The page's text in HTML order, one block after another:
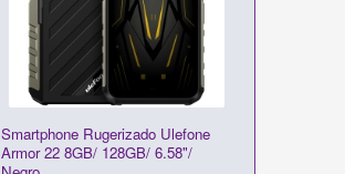
Smartphone Rugerizado Ulefone
Armor 22 8GB/ 128GB/ 6.58"/